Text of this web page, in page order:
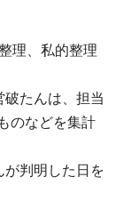
理、私的整理
たんは、担当
のなどを集計
判明した日を